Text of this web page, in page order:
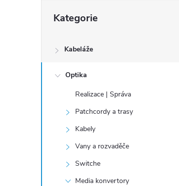
r
kategorie
Kategorie
Kabeláže
Optika
Realizace | Správa
Patchcordy a trasy
Kabely
Vany a rozvaděče
Switche
Media konvertory